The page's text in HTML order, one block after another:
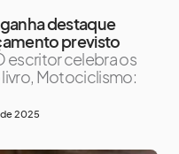
destaque
previsto
escritor celebra os
Motociclismo:
2025